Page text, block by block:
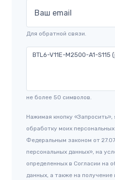
Ваш email
Для обратной связи.
не более 50 символов.
Нажимая кнопку «Запросить»,
обработку моих
Федеральным законом от
персональных данных», на
определенных в Согласии на
данных, а также на